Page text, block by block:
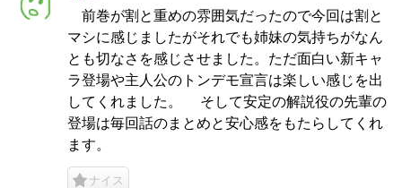
前巻が割と重めの雰囲気だったので今回は割と
マシに感じましたがそれでも姉妹の気持ちがなん
とも切なさを感じさせました。ただ面白い新キャ
ラ登場や主人公のトンデモ宣言は楽しい感じを出
してくれました。 そして安定の解説役の先輩の
登場は毎回話のまとめと安心感をもたらしてくれ
ます。
ナイス